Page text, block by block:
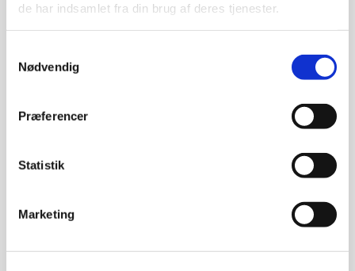
de har indsamlet fra din brug af deres tjenester.
Nødvendig
Præferencer
Statistik
Marketing